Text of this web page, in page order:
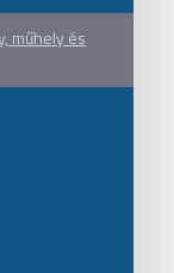
műhely és